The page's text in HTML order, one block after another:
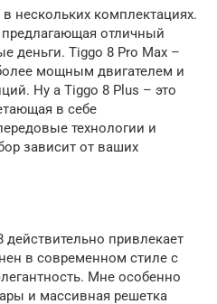
нескольких комплектациях.
отличный
деньги. Tiggo 8 Pro Max –
мощным двигателем и
Ну а Tiggo 8 Plus – это
в себе
технологии и
зависит от ваших
привлекает
в современном стиле с
Мне особенно
и массивная решетка